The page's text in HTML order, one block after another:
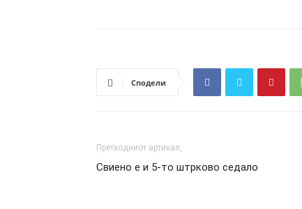
Сподели
Претходниот артикал,
Свиено е и 5-то штрково седало